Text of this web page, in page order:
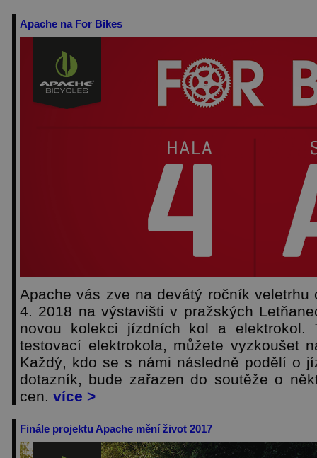
Apache na For Bikes
Apache vás zve na devátý ročník
4. 2018 na výstavišti v pražských
novou kolekci jízdních kol a
testovací elektrokola, můžete vyzkoušet
Každý, kdo se s námi následně podělí o
dotazník, bude zařazen do soutěže o
cen. více >
Finále projektu Apache mění život 2017